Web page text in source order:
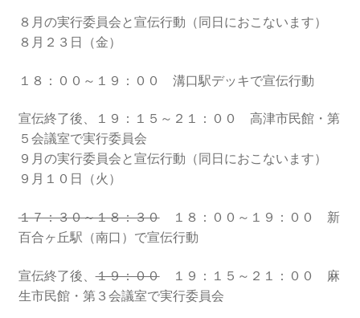
原発ゼロ金曜日行動 inかわさき
さき 集会
2014.3.16 第３回原発ゼロへのカウントダウンinかわ
さき 集会
2014.10.13 「今こそ９条inかわさき」大集会 第二分
2022.3.13 第11回原発ゼロへのカウントダウンinかわ
2015.3.8 第4回原発ゼロへのカウントダウンinかわさ
８月の実行委員会と宣伝行動（同日におこないます）
８月２３日（金）
１８：００～１９：００ 溝口駅デッキで宣伝行動
宣伝終了後、１９：１５～２１：００ 高津市民館・第
５会議室で実行委員会
９月の実行委員会と宣伝行動（同日におこないます）
９月１０日（火）
１７：３０～１８：３０１８：００～１９：００ 新
百合ヶ丘駅（南口）で宣伝行動
宣伝終了後、１９：００１９：１５～２１：００ 麻
生市民館・第３会議室で実行委員会